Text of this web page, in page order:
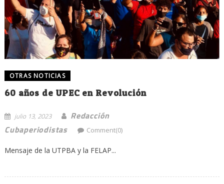
OTRAS NOTICIAS
60 años de UPEC en Revolución
julio 13, 2023
Redacción
Cubaperiodistas
Comment(0)
Mensaje de la UTPBA y la FELAP...